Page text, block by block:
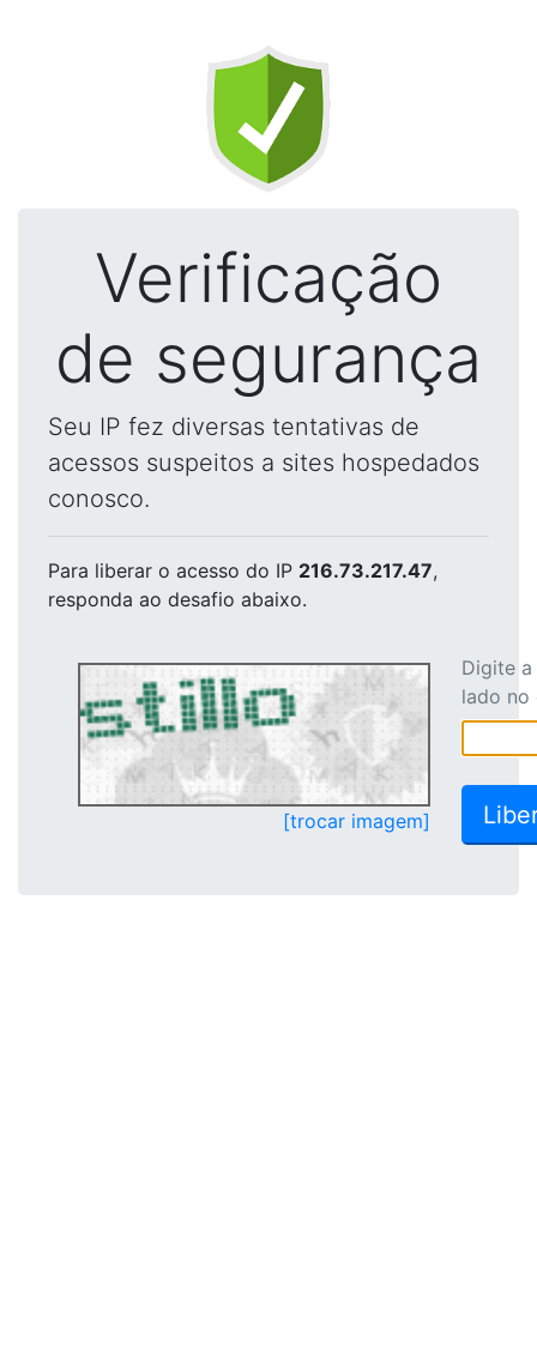
Verificação
de segurança
Seu IP fez diversas tentativas de
acessos suspeitos a sites hospedados
conosco.
Para liberar o acesso do IP 216.73.217.47,
responda ao desafio abaixo.
[trocar imagem]
Digite
lado no